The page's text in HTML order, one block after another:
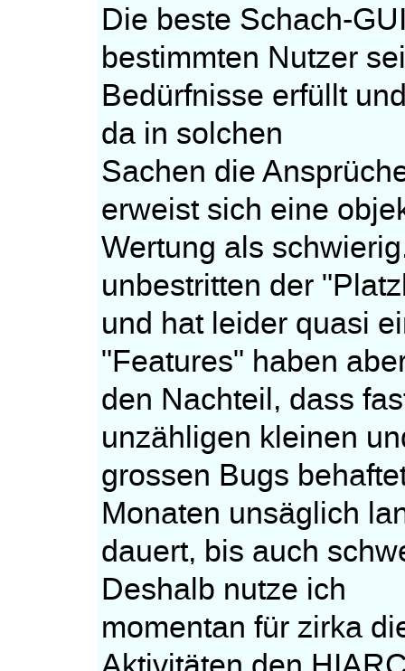
Die beste Schach-
bestimmten Nutzer
Bedürfnisse erfüllt
da in solchen
Sachen die
erweist sich eine
Wertung als
unbestritten der
und hat leider quasi
"Features" haben
den Nachteil, dass
unzähligen kleinen
grossen Bugs
Monaten unsäglich
dauert, bis auch
Deshalb nutze ich
momentan für zirka